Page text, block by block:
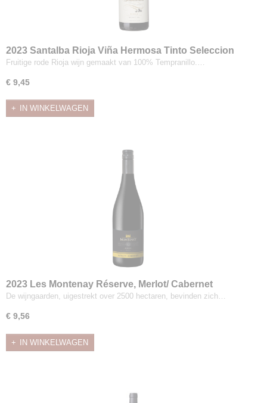
2023 Santalba Rioja Viña Hermosa Tinto Seleccion
Fruitige rode Rioja wijn gemaakt van 100% Tempranillo.…
€ 9,45
IN WINKELWAGEN
2023 Les Montenay Réserve, Merlot/ Cabernet
Sauvignon, IGP d'Oc
De wijngaarden, uigestrekt over 2500 hectaren, bevinden zich…
€ 9,56
IN WINKELWAGEN